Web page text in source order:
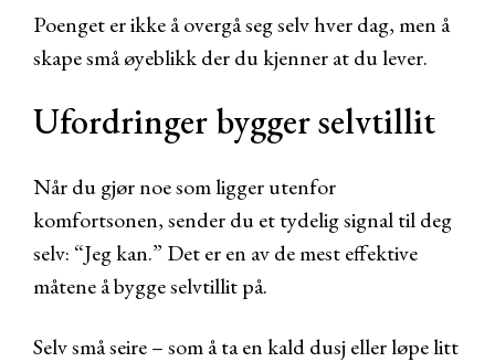
Poenget er ikke å overgå seg selv hver dag, men å
skape små øyeblikk der du kjenner at du lever.
Ufordringer bygger selvtillit
Når du gjør noe som ligger utenfor
komfortsonen, sender du et tydelig signal til deg
selv: “Jeg kan.” Det er en av de mest effektive
måtene å bygge selvtillit på.
Selv små seire – som å ta en kald dusj eller løpe litt